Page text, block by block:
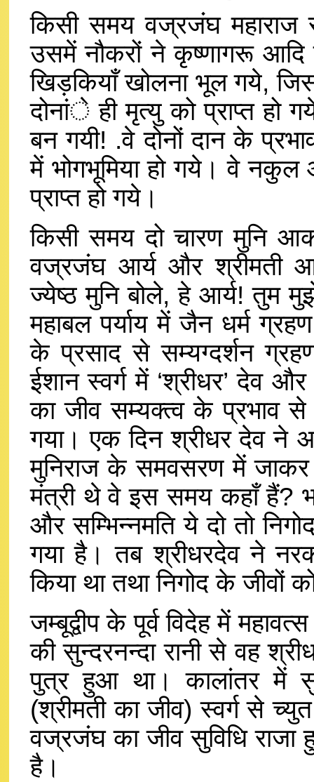
किसी समय वज्रजंघ महाराज
उसमें नौकरों ने कृष्णागरू आदि
खिड़कियाँ खोलना भूल गये,
दोनांे ही मृत्यु को प्राप्त हो
बन गयी! .वे दोनों दान के
में भोगभूमिया हो गये। वे नकुल
प्राप्त हो गये।
किसी समय दो चारण मुनि
वज्रजंघ आर्य और श्रीमती
ज्येष्ठ मुनि बोले, हे आर्य! तुम
महाबल पर्याय में जैन धर्म
के प्रसाद से सम्यग्दर्शन
ईशान स्वर्ग में ‘श्रीधर’ देव
का जीव सम्यक्त्व के प्रभाव से
गया। एक दिन श्रीधर देव ने
मुनिराज के समवसरण में
मंत्री थे वे इस समय कहाँ हैं?
और सम्भिन्नमति ये दो तो
गया है। तब श्रीधरदेव ने
किया था तथा निगोद के जीवों
जम्बूद्वीप के पूर्व विदेह में
की सुन्दरनन्दा रानी से वह
पुत्र हुआ था। कालांतर में
(श्रीमती का जीव) स्वर्ग से
वज्रजंघ का जीव सुविधि
है।